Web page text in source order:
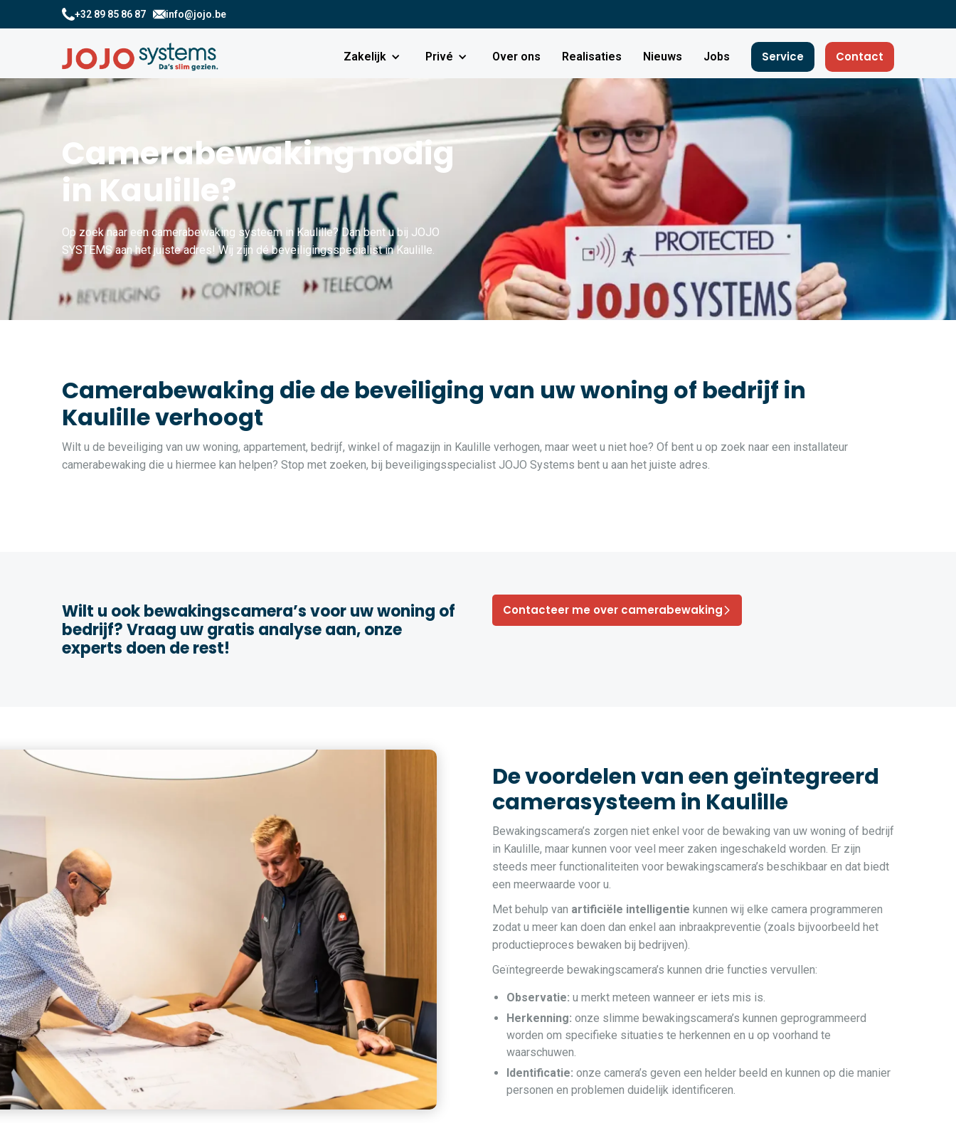
+32 89 85 86 87 info@jojo.be
Zakelijk Privé Over ons Realisaties Nieuws Jobs Service Contact
Camerabewaking nodig
in Kaulille?
Op zoek naar een camerabewaking systeem in Kaulille? Dan bent u bij JOJO
SYSTEMS aan het juiste adres! Wij zijn dé beveiligingsspecialist in Kaulille.
Camerabewaking die de beveiliging van uw woning of bedrijf in
Kaulille verhoogt
Wilt u de beveiliging van uw woning, appartement, bedrijf, winkel of magazijn in Kaulille verhogen, maar weet u niet hoe? Of bent u op zoek naar een installateur
camerabewaking die u hiermee kan helpen? Stop met zoeken, bij beveiligingsspecialist JOJO Systems bent u aan het juiste adres.
Wilt u ook bewakingscamera’s voor uw woning of
bedrijf? Vraag uw gratis analyse aan, onze
experts doen de rest!
Contacteer me over camerabewaking
De voordelen van een geïntegreerd
camerasysteem in Kaulille
Bewakingscamera’s zorgen niet enkel voor de bewaking van uw woning of bedrijf
in Kaulille, maar kunnen voor veel meer zaken ingeschakeld worden. Er zijn
steeds meer functionaliteiten voor bewakingscamera’s beschikbaar en dat biedt
een meerwaarde voor u.
Met behulp van artificiële intelligentie kunnen wij elke camera programmeren
zodat u meer kan doen dan enkel aan inbraakpreventie (zoals bijvoorbeeld het
productieproces bewaken bij bedrijven).
Geïntegreerde bewakingscamera’s kunnen drie functies vervullen:
Observatie: u merkt meteen wanneer er iets mis is.
Herkenning: onze slimme bewakingscamera’s kunnen geprogrammeerd
worden om specifieke situaties te herkennen en u op voorhand te
waarschuwen.
Identificatie: onze camera’s geven een helder beeld en kunnen op die manier
personen en problemen duidelijk identificeren.